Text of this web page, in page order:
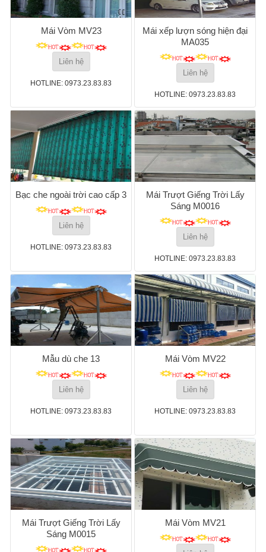
Mái Vòm MV23
Liên hệ
HOTLINE: 0973.23.83.83
Mái xếp lượn sóng hiện đại
MA035
Liên hệ
HOTLINE: 0973.23.83.83
Bạc che ngoài trời cao cấp 3
Liên hệ
HOTLINE: 0973.23.83.83
Mái Trượt Giếng Trời Lấy
Sáng M0016
Liên hệ
HOTLINE: 0973.23.83.83
Mẫu dù che 13
Liên hệ
HOTLINE: 0973.23.83.83
Mái Vòm MV22
Liên hệ
HOTLINE: 0973.23.83.83
Mái Trượt Giếng Trời Lấy
Sáng M0015
Mái Vòm MV21